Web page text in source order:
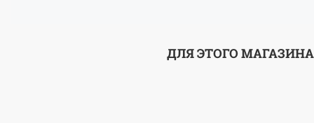
ДЛЯ ЭТОГО